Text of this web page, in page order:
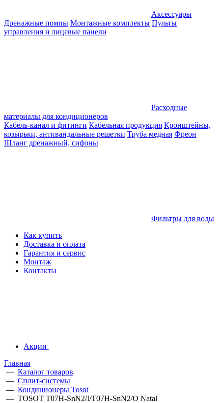
Аксессуары
Дренажные помпы Монтажные комплекты Пульты
управления и лицевые панели
Расходные
материалы для кондиционеров
Кабель-канал и фитинги Кабельная продукция Кронштейны,
козырьки, антивандальные решетки Труба медная Фреон
Шланг дренажный, сифоны
Фильтры для воды
Как купить
Доставка и оплата
Гарантия и сервис
Монтаж
Контакты
Акции
Главная
— Каталог товаров
— Сплит-системы
— Кондиционеры Tosot
— TOSOT T07H-SnN2/I/T07H-SnN2/O Natal